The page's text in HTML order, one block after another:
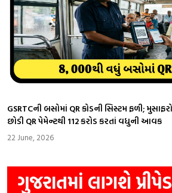
GSRTCની બસોમાં QR કોડની સિસ્ટમ ફળી;
છોડી QR પેમેન્ટથી 112 કરોડ કરતાં વધુની આવક
22 June, 2026